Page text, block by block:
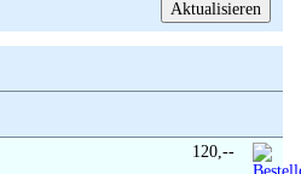
120,--